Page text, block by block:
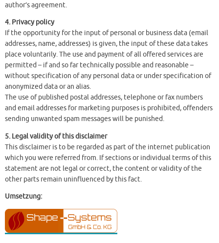
author’s agreement.
4. Privacy policy
If the opportunity for the input of personal or business data (email
addresses, name, addresses) is given, the input of these data takes
place voluntarily. The use and payment of all offered services are
permitted – if and so far technically possible and reasonable –
without specification of any personal data or under specification of
anonymized data or an alias.
The use of published postal addresses, telephone or fax numbers
and email addresses for marketing purposes is prohibited, offenders
sending unwanted spam messages will be punished.
5. Legal validity of this disclaimer
This disclaimer is to be regarded as part of the internet publication
which you were referred from. If sections or individual terms of this
statement are not legal or correct, the content or validity of the
other parts remain uninfluenced by this fact.
Umsetzung: